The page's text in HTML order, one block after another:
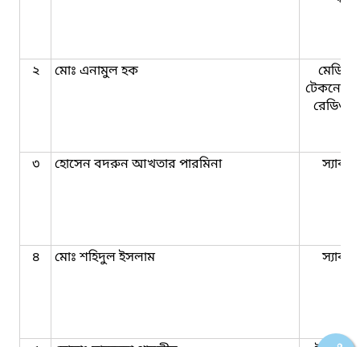
২ মোঃ এনামুল হক
৩ হোসেন বদরুন আখতার পারমিনা
৪ মোঃ শহিদুল ইসলাম